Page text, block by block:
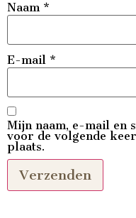
Naam *
E-mail *
Mijn naam, e-mail en
voor de volgende
plaats.